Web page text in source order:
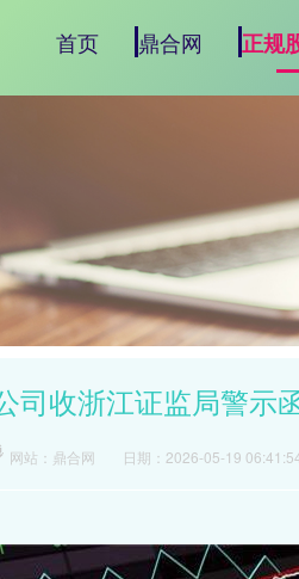
首页 鼎合网 正规
司收浙江证监局警示
网站：鼎合网 日期：2026-05-19